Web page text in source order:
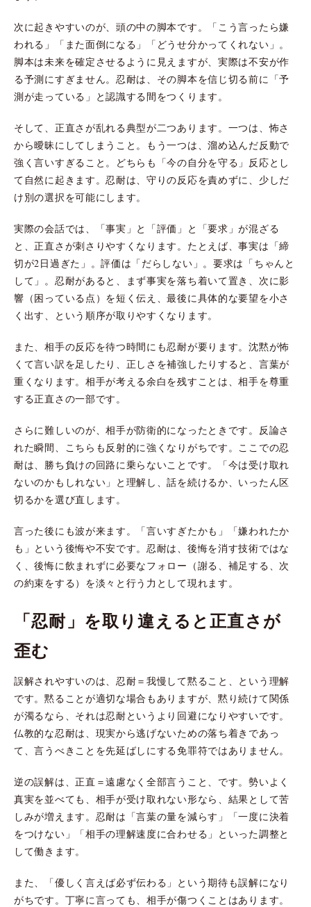
次に起きやすいのが、頭の中の脚本です。「こう言ったら嫌
われる」「また面倒になる」「どうせ分かってくれない」。
脚本は未来を確定させるように見えますが、実際は不安が作
る予測にすぎません。忍耐は、その脚本を信じ切る前に「予
測が走っている」と認識する間をつくります。
そして、正直さが乱れる典型が二つあります。一つは、怖さ
から曖昧にしてしまうこと。もう一つは、溜め込んだ反動で
強く言いすぎること。どちらも「今の自分を守る」反応とし
て自然に起きます。忍耐は、守りの反応を責めずに、少しだ
け別の選択を可能にします。
実際の会話では、「事実」と「評価」と「要求」が混ざる
と、正直さが刺さりやすくなります。たとえば、事実は「締
切が2日過ぎた」。評価は「だらしない」。要求は「ちゃんと
して」。忍耐があると、まず事実を落ち着いて置き、次に影
響（困っている点）を短く伝え、最後に具体的な要望を小さ
く出す、という順序が取りやすくなります。
また、相手の反応を待つ時間にも忍耐が要ります。沈黙が怖
くて言い訳を足したり、正しさを補強したりすると、言葉が
重くなります。相手が考える余白を残すことは、相手を尊重
する正直さの一部です。
さらに難しいのが、相手が防衛的になったときです。反論さ
れた瞬間、こちらも反射的に強くなりがちです。ここでの忍
耐は、勝ち負けの回路に乗らないことです。「今は受け取れ
ないのかもしれない」と理解し、話を続けるか、いったん区
切るかを選び直します。
言った後にも波が来ます。「言いすぎたかも」「嫌われたか
も」という後悔や不安です。忍耐は、後悔を消す技術ではな
く、後悔に飲まれずに必要なフォロー（謝る、補足する、次
の約束をする）を淡々と行う力として現れます。
「忍耐」を取り違えると正直さが
歪む
誤解されやすいのは、忍耐＝我慢して黙ること、という理解
です。黙ることが適切な場合もありますが、黙り続けて関係
が濁るなら、それは忍耐というより回避になりやすいです。
仏教的な忍耐は、現実から逃げないための落ち着きであっ
て、言うべきことを先延ばしにする免罪符ではありません。
逆の誤解は、正直＝遠慮なく全部言うこと、です。勢いよく
真実を並べても、相手が受け取れない形なら、結果として苦
しみが増えます。忍耐は「言葉の量を減らす」「一度に決着
をつけない」「相手の理解速度に合わせる」といった調整と
して働きます。
また、「優しく言えば必ず伝わる」という期待も誤解になり
がちです。丁寧に言っても、相手が傷つくことはあります。